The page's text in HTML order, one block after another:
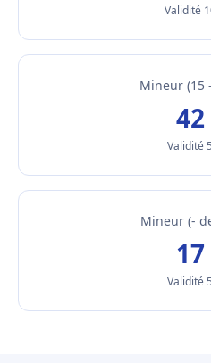
Validité
Mineur (15
42
Validité
Mineur (-
17
Validité